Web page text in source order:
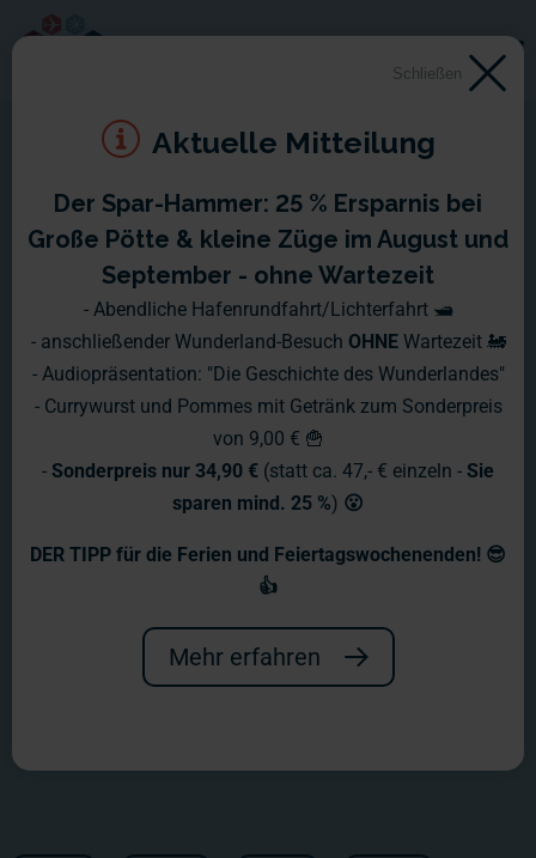
Wochenbericht Nr. 1187
in dieser Woche durch die aktuellen
Schließen
Aktuelle Mitteilung
Der Spar-Hammer: 25 % Ersparnis bei
Große Pötte & kleine Züge im August und
September - ohne Wartezeit
- Abendliche Hafenrundfahrt/Lichterfahrt 🛥️
- anschließender Wunderland-Besuch OHNE Wartezeit 🚂
- Audiopräsentation: "Die Geschichte des Wunderlandes"
- Currywurst und Pommes mit Getränk zum Sonderpreis
von 9,00 € 🍟
- Sonderpreis nur 34,90 € (statt ca. 47,- € einzeln - Sie
sparen mind. 25 %) 😮
DER TIPP für die Ferien und Feiertagswochenenden! 😎
👍
Mehr erfahren